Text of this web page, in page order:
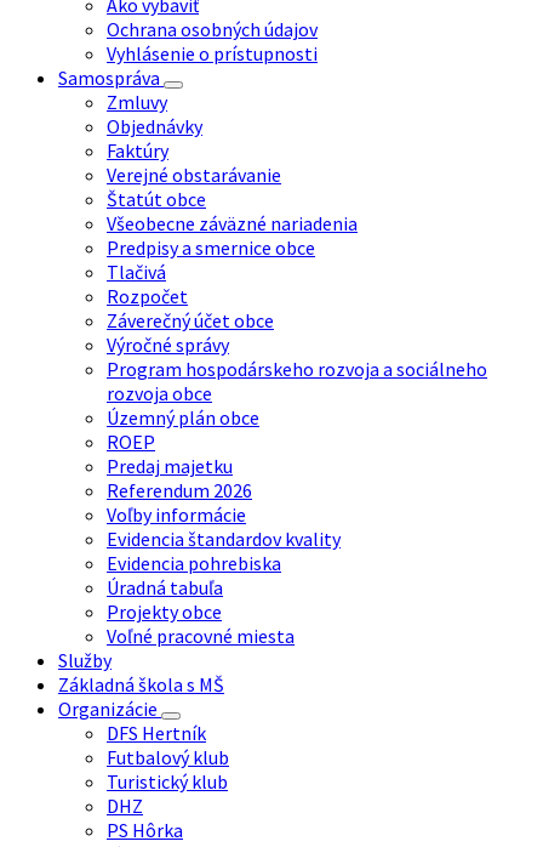
Ako vybaviť
Ochrana osobných údajov
Vyhlásenie o prístupnosti
Samospráva
Zmluvy
Objednávky
Faktúry
Verejné obstarávanie
Štatút obce
Všeobecne záväzné nariadenia
Predpisy a smernice obce
Tlačivá
Rozpočet
Záverečný účet obce
Výročné správy
Program hospodárskeho rozvoja a sociálneho
rozvoja obce
Územný plán obce
ROEP
Predaj majetku
Referendum 2026
Voľby informácie
Evidencia štandardov kvality
Evidencia pohrebiska
Úradná tabuľa
Projekty obce
Voľné pracovné miesta
Služby
Základná škola s MŠ
Organizácie
DFS Hertník
Futbalový klub
Turistický klub
DHZ
PS Hôrka